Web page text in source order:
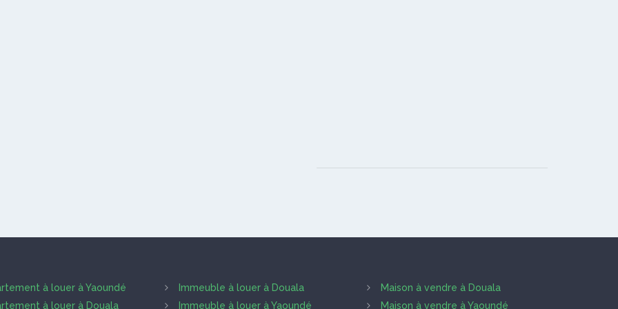
à louer à Yaoundé
à louer à Douala
Immeuble à louer à Douala
Immeuble à louer à Yaoundé
Maison à vendre à Douala
Maison à vendre à Yaoundé